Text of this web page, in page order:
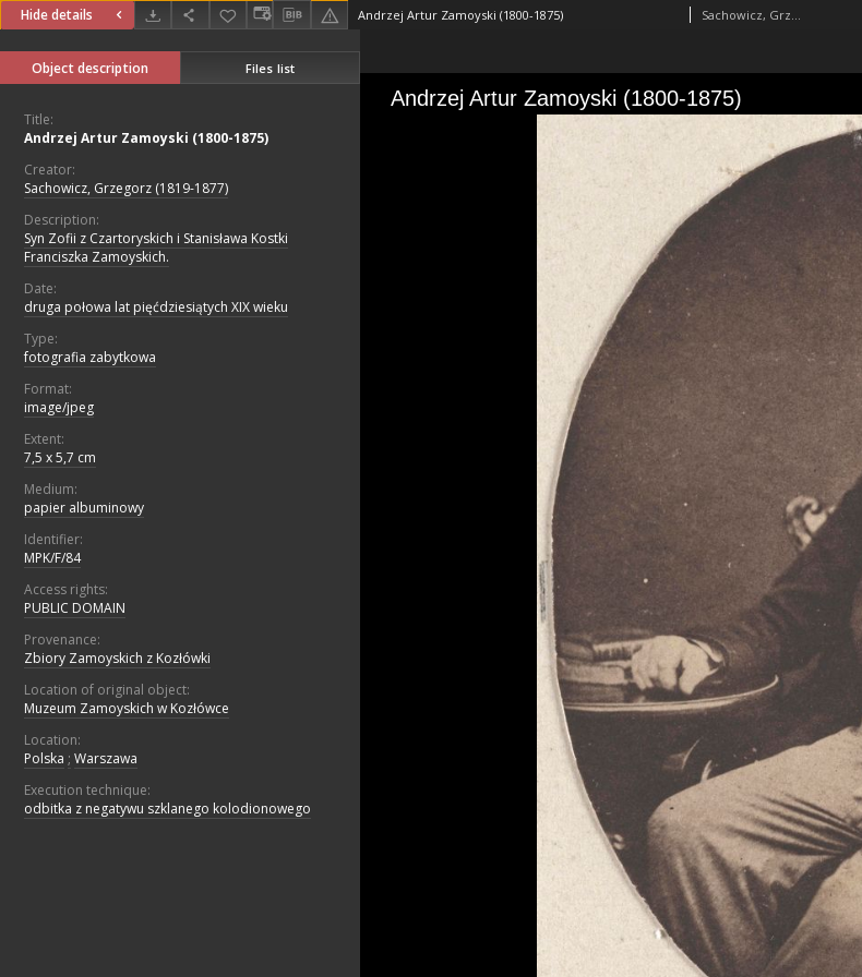
Hide details Andrzej Artur Zamoyski (1800-1875) Sachowicz, Grzegorz (1819-1877)
Object description Files list
Title:
Andrzej Artur Zamoyski (1800-1875)
Creator:
Sachowicz, Grzegorz (1819-1877)
Description:
Syn Zofii z Czartoryskich i Stanisława Kostki
Franciszka Zamoyskich.
Date:
druga połowa lat pięćdziesiątych XIX wieku
Type:
fotografia zabytkowa
Format:
image/jpeg
Extent:
7,5 x 5,7 cm
Medium:
papier albuminowy
Identifier:
MPK/F/84
Access rights:
PUBLIC DOMAIN
Provenance:
Zbiory Zamoyskich z Kozłówki
Location of original object:
Muzeum Zamoyskich w Kozłówce
Location:
Polska ; Warszawa
Execution technique:
odbitka z negatywu szklanego kolodionowego